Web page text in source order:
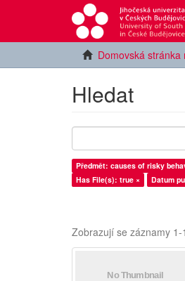
Domovská
Hledat
Předmět: causes of risky
Has File(s): true ×
Datum
Zobrazují se záznamy 1-